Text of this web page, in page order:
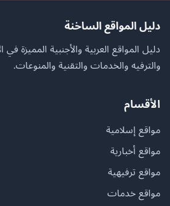
دليل المواقع الساخنة
دليل المواقع العربية والأجنبية المميزة في
والترفيه والخدمات والتقنية والمنوعات.
الأقسام
مواقع إسلامية
مواقع أخبارية
مواقع ترفيهية
مواقع خدمات